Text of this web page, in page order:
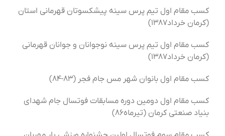
کسب مقام اول تیم پرس سینه پیشکسوتان قهرمانی استان
(کرمان خرداد۱۳۸۷)
کسب مقام اول تیم پرس سینه نوجوانان و جوانان قهرمانی
(کرمان خرداد۱۳۸۷)
کسب مقام اول بانوان شهر مس جام فجر (۸۳-۸۴)
کسب مقام اول دومین دوره مسابقات فوتسال جام شهدای
بنیاد صنعتی کرمان (تیرماه۸۶)